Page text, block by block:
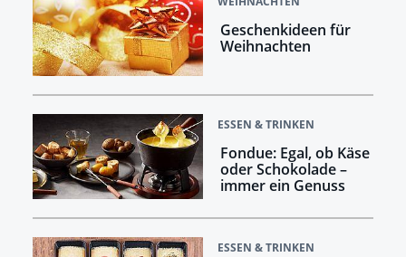
Geschenkideen für
Weihnachten
ESSEN & TRINKEN
Fondue: Egal, ob Käse
oder Schokolade –
immer ein Genuss
ESSEN & TRINKEN